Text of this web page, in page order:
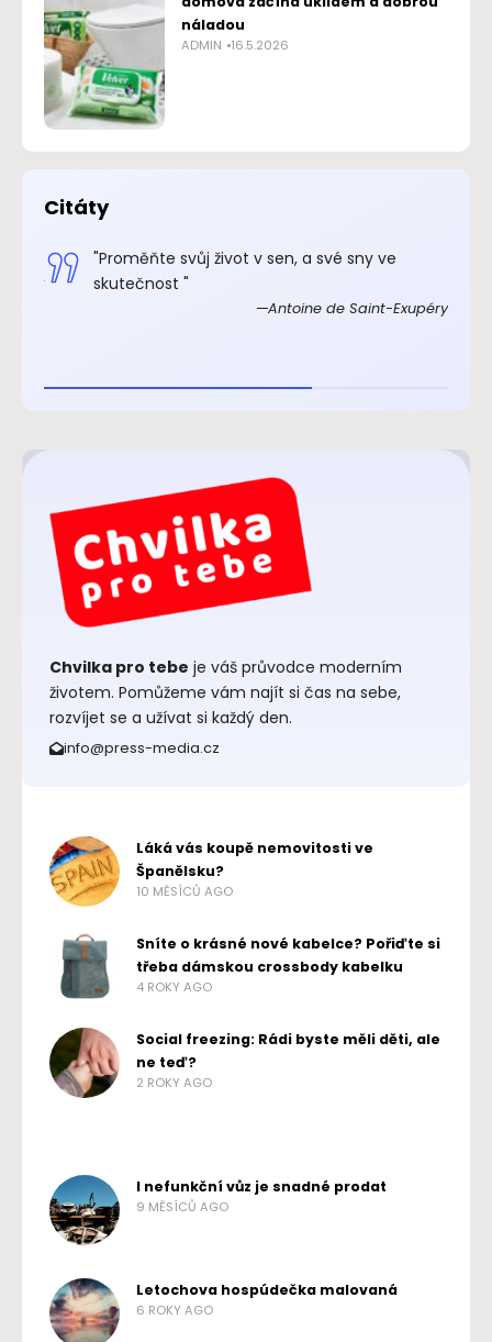
náladou
ADMIN 16.5.2026
Citáty
"Proměňte svůj život v sen, a své sny ve
skutečnost "
Antoine de Saint-Exupéry
Chvilka pro tebe je váš průvodce moderním
životem. Pomůžeme vám najít si čas na sebe,
rozvíjet se a užívat si každý den.
info@press-media.cz
Láká vás koupě nemovitosti ve
Španělsku?
10 MĚSÍCŮ AGO
Sníte o krásné nové kabelce? Pořiďte si
třeba dámskou crossbody kabelku
4 ROKY AGO
Social freezing: Rádi byste měli děti, ale
ne teď?
2 ROKY AGO
I nefunkční vůz je snadné prodat
9 MĚSÍCŮ AGO
Letochova hospúdečka malovaná
6 ROKY AGO